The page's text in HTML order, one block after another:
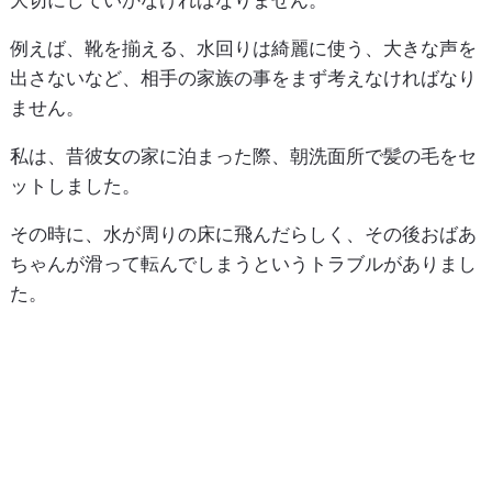
例えば、靴を揃える、水回りは綺麗に使う、大きな声を
出さないなど、相手の家族の事をまず考えなければなり
ません。
私は、昔彼女の家に泊まった際、朝洗面所で髪の毛をセ
ットしました。
その時に、水が周りの床に飛んだらしく、その後おばあ
ちゃんが滑って転んでしまうというトラブルがありまし
た。